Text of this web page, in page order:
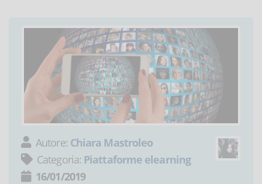
Autore: Chiara Mastroleo
Categoria: Piattaforme elearning
16/01/2019